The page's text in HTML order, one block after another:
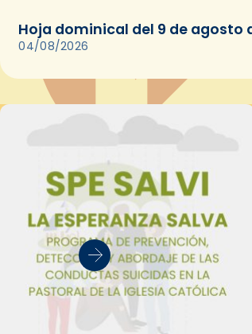
Hoja dominical del 9 de agosto
04/08/2026